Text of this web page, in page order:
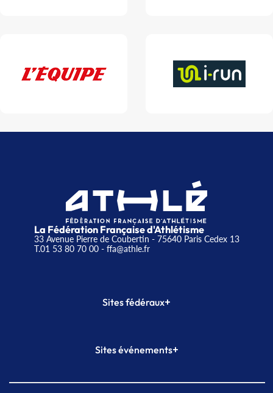
La Fédération Française d'Athlétisme
33 Avenue Pierre de Coubertin - 75640 Paris Cedex 13
T.01 53 80 70 00- ffa@athle.fr
Sites fédéraux+
Plateforme Formation
Sites événements+
Meeting de Paris indoor